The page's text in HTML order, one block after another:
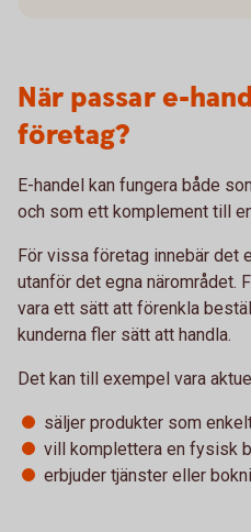
När passar e-
företag?
E-handel kan fungera både
och som ett komplement till
För vissa företag innebär det
utanför det egna närområdet.
vara ett sätt att förenkla
kunderna fler sätt att handla.
Det kan till exempel vara
säljer produkter som
vill komplettera en fysisk
erbjuder tjänster eller